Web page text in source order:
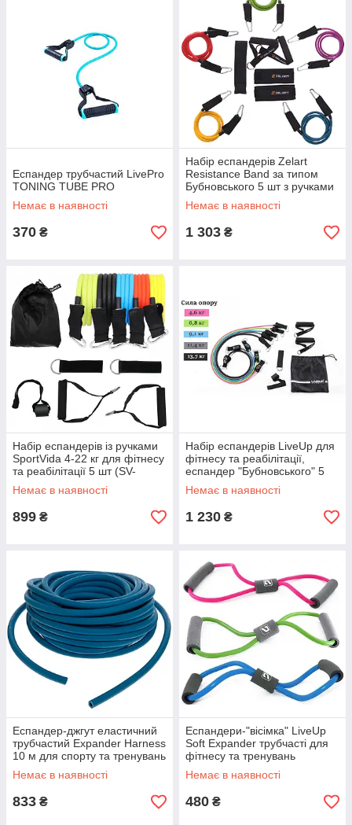
Еспандер трубчастий LivePro
TONING TUBE PRO
Немає в наявності
370 ₴
Набір еспандерів Zelart
Resistance Band за типом
Бубновського 5 шт з ручками
(FI-2625)
Немає в наявності
1 303 ₴
Набір еспандерів із ручками
SportVida 4-22 кг для фітнесу
та реабілітації 5 шт (SV-
HK0351)
Немає в наявності
899 ₴
Набір еспандерів LiveUp для
фітнесу та реабілітації,
еспандер "Бубновського" 5
джгутів (LS3625)
Немає в наявності
1 230 ₴
Еспандер-джгут еластичний
трубчастий Expander Harness
10 м для спорту та тренувань
(FI-6253-2)
Немає в наявності
833 ₴
Еспандери-"вісімка" LiveUp
Soft Expander трубчасті для
фітнесу та тренувань
(LS3202)
Немає в наявності
480 ₴